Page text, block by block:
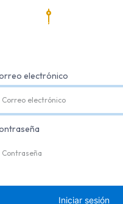
electrónico
Iniciar sesión